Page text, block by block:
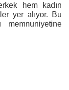
hem kadın
yer alıyor. Bu
memnuniyetine